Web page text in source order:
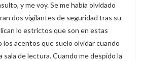
y me voy. Se me había olvidado
dos vigilantes de seguridad tras su
lo estrictos que son en estas
los acentos que suelo olvidar cuando
sala de lectura. Cuando me despido la